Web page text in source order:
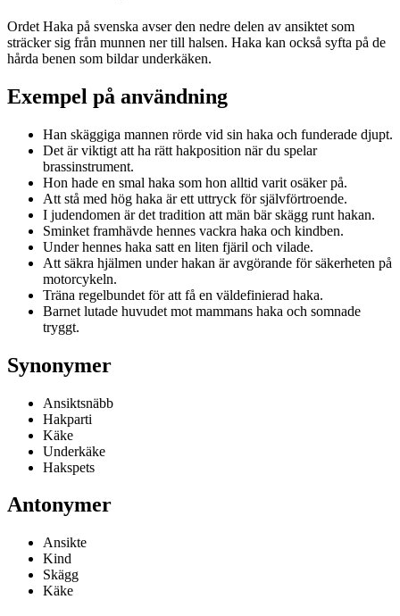
Ordet Haka på svenska avser den nedre delen av ansiktet som
sträcker sig från munnen ner till halsen. Haka kan också syfta på de
hårda benen som bildar underkäken.
Exempel på användning
Han skäggiga mannen rörde vid sin haka och funderade djupt.
Det är viktigt att ha rätt hakposition när du spelar
brassinstrument.
Hon hade en smal haka som hon alltid varit osäker på.
Att stå med hög haka är ett uttryck för självförtroende.
I judendomen är det tradition att män bär skägg runt hakan.
Sminket framhävde hennes vackra haka och kindben.
Under hennes haka satt en liten fjäril och vilade.
Att säkra hjälmen under hakan är avgörande för säkerheten på
motorcykeln.
Träna regelbundet för att få en väldefinierad haka.
Barnet lutade huvudet mot mammans haka och somnade
tryggt.
Synonymer
Ansiktsnäbb
Hakparti
Käke
Underkäke
Hakspets
Antonymer
Ansikte
Kind
Skägg
Käke